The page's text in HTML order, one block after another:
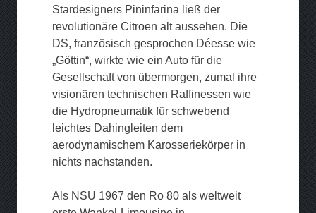
Stardesigners Pininfarina ließ der
revolutionäre Citroen alt aussehen. Die
DS, französisch gesprochen Déesse wie
„Göttin“, wirkte wie ein Auto für die
Gesellschaft von übermorgen, zumal ihre
visionären technischen Raffinessen wie
die Hydropneumatik für schwebend
leichtes Dahingleiten dem
aerodynamischem Karosseriekörper in
nichts nachstanden.
Als NSU 1967 den Ro 80 als weltweit